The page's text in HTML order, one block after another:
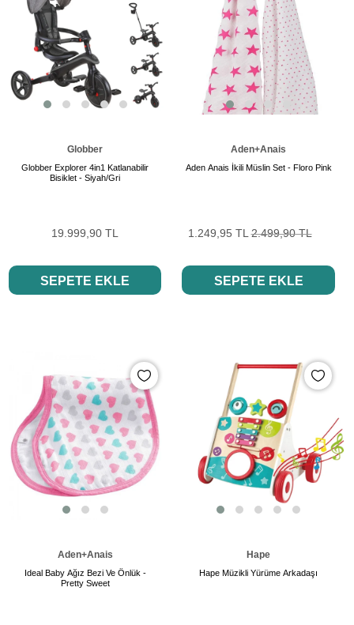
Globber
Globber Explorer 4in1 Katlanabilir
Bisiklet - Siyah/Gri
19.999,90 TL
SEPETE EKLE
Aden+Anais
Aden Anais İkili Müslin Set - Floro Pink
1.249,95 TL 2.499,90 TL
SEPETE EKLE
Aden+Anais
Ideal Baby Ağız Bezi Ve Önlük -
Pretty Sweet
Hape
Hape Müzikli Yürüme Arkadaşı